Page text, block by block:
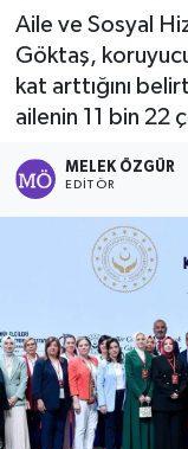
Aile ve Sosyal
Göktaş,
kat arttığını
ailenin 11 bin 22
MELEK ÖZGÜR
EDITÖR
Politika
Sağlık
Spor
Tarih -
Haber Arşivi